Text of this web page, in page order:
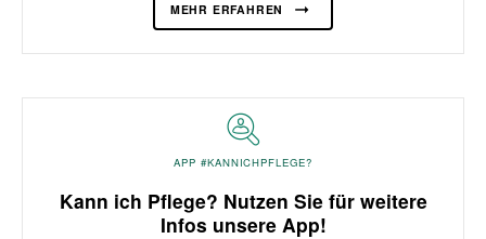
MEHR ERFAHREN
APP #KANNICHPFLEGE?
Kann ich Pflege? Nutzen Sie für weitere
Infos unsere App!